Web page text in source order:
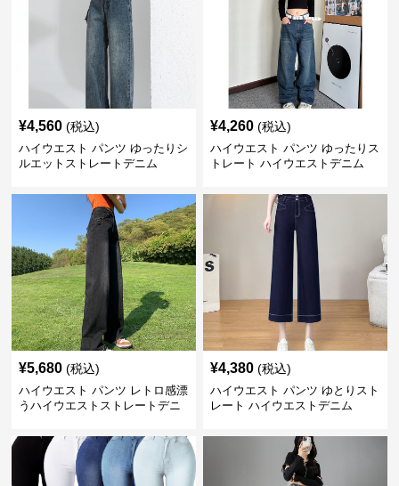
¥4,560 (税込)
ハイウエスト パンツ ゆったりシ
ルエットストレートデニム
¥4,260 (税込)
ハイウエスト パンツ ゆったりス
トレート ハイウエストデニム
¥5,680 (税込)
ハイウエスト パンツ レトロ感漂
うハイウエストストレートデニ
¥4,380 (税込)
ハイウエスト パンツ ゆとりスト
レート ハイウエストデニム